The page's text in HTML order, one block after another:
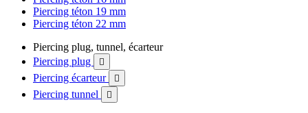
Piercing téton 19 mm
Piercing téton 22 mm
Piercing plug, tunnel, écarteur
Piercing plug

Piercing écarteur 
Piercing tunnel 